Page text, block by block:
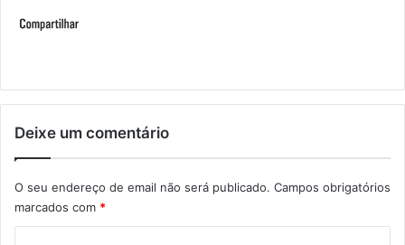
Deixe um comentário
O seu endereço de email não será publicado. Campos obrigatórios
marcados com *